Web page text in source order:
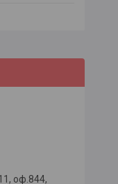
оф.844,